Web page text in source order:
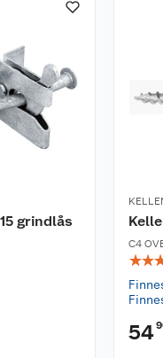
grindlås
C4
☆☆
54